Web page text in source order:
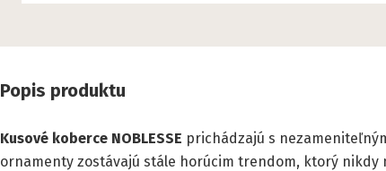
Popis produktu
Kusové koberce NOBLESSE prichádzajú s
ornamenty zostávajú stále horúcim trendom, ktorý nikdy